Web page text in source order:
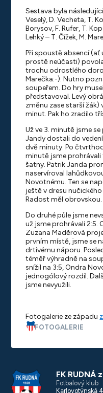
Sestava byla
Veselý, D. Vecheta, T.
Borysov, F. Rufer, T.
Lehký – T. Čížek, M.
Při spoustě absencí (ať
prostě neúčasti)
trochu odrostlého
Marečka:-). Nutno
soupeřem. Do hry
představoval. Levý
změnu zase starší žák)
minut. Pak ho zradilo
Už ve 3. minutě jsme
Jandy dostali do
dvě minuty. Po
minutě jsme prohrávali
šatny. Patrik Janda
naservíroval
Novotnému. Ten se
ještě v dresu
Radost měl obrovskou.
Do druhé půle jsme
už jsme prohrávali 2:5.
Zuzana Maděrová
prvním místě, jsme se
drtivému náporu.
téměř výhradně na
snížil na 3:5, Ondra
jednogólový rozdíl.
jsme nevyužili.
Fotogalerie ze západu
FOTOGALERIE
FK RUDNÁ
Fotbalový klub
Karlovotýnská